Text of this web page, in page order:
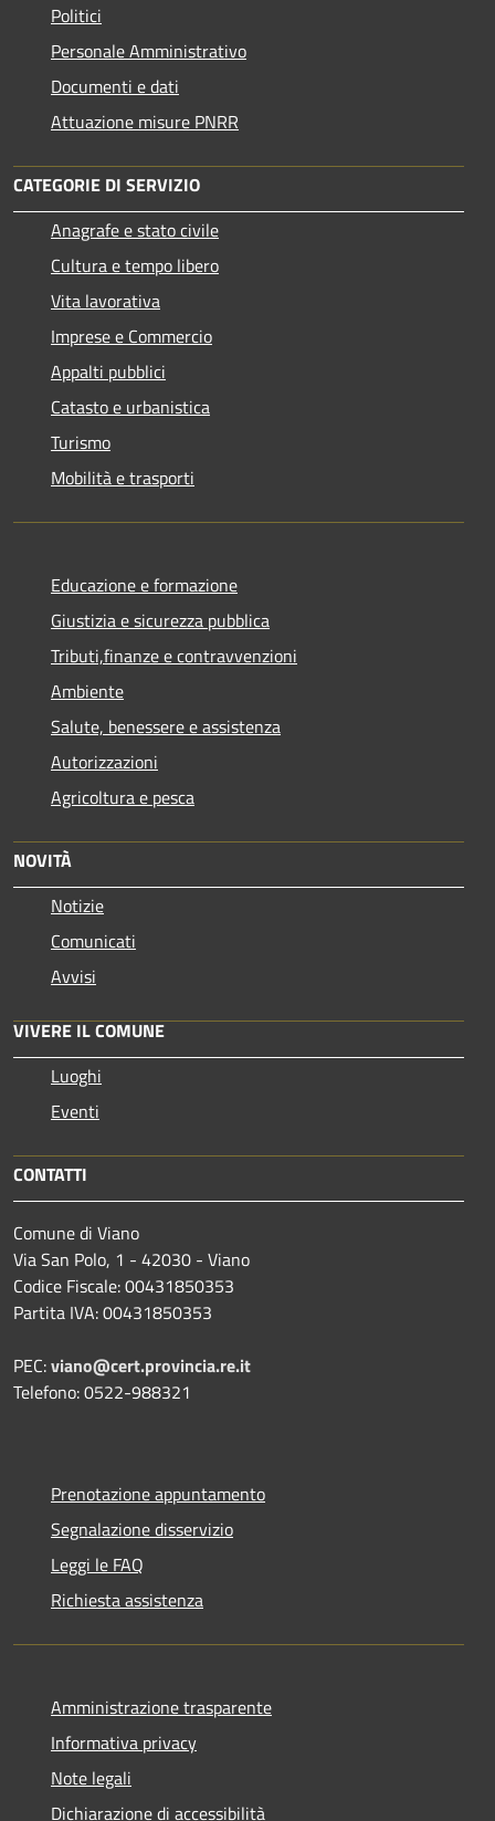
Politici
Personale Amministrativo
Documenti e dati
Attuazione misure PNRR
CATEGORIE DI SERVIZIO
Anagrafe e stato civile
Cultura e tempo libero
Vita lavorativa
Imprese e Commercio
Appalti pubblici
Catasto e urbanistica
Turismo
Mobilità e trasporti
Educazione e formazione
Giustizia e sicurezza pubblica
Tributi,finanze e contravvenzioni
Ambiente
Salute, benessere e assistenza
Autorizzazioni
Agricoltura e pesca
NOVITÀ
Notizie
Comunicati
Avvisi
VIVERE IL COMUNE
Luoghi
Eventi
CONTATTI
Comune di Viano
Via San Polo, 1 - 42030 - Viano
Codice Fiscale: 00431850353
Partita IVA: 00431850353
PEC:viano@cert.provincia.re.it
Telefono: 0522-988321
Prenotazione appuntamento
Segnalazione disservizio
Leggi le FAQ
Richiesta assistenza
Amministrazione trasparente
Informativa privacy
Note legali
Dichiarazione di accessibilità